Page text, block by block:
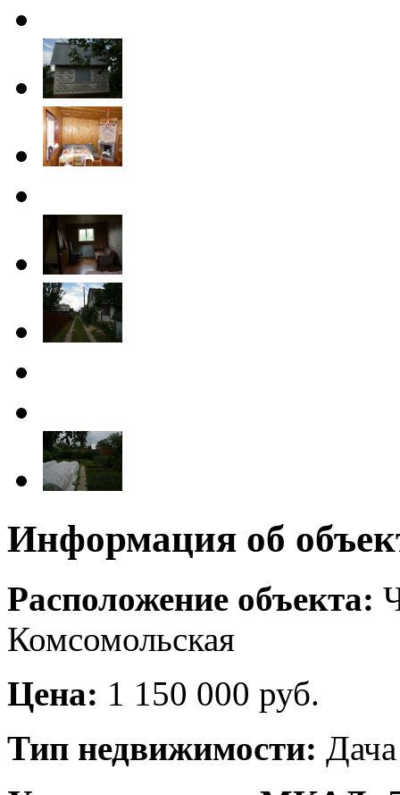
Информация об
Расположение объекта:
Комсомольская
Цена: 1 150 000 руб.
Тип недвижимости: Дача